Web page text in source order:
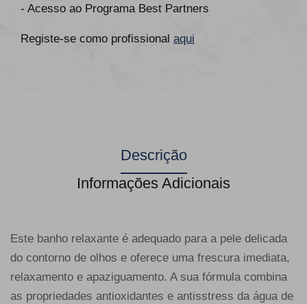
- Acesso ao Programa Best Partners
Registe-se como profissional aqui
Descrição
Informações Adicionais
Este banho relaxante é adequado para a pele delicada
do contorno de olhos e oferece uma frescura imediata,
relaxamento e apaziguamento. A sua fórmula combina
as propriedades antioxidantes e antisstress da água de